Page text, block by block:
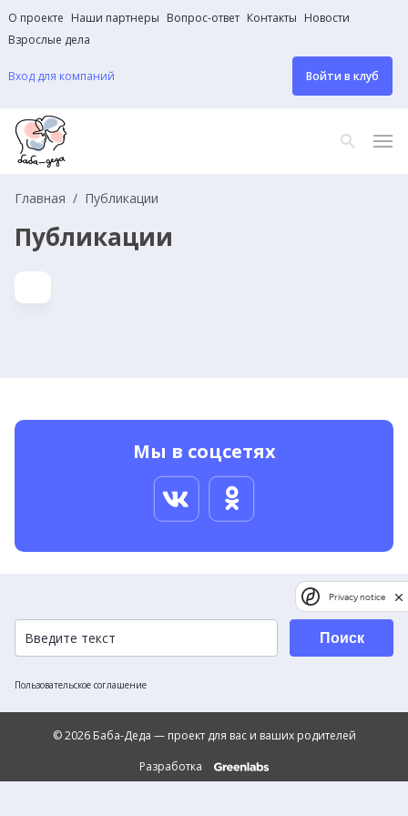
О проекте Наши партнеры Вопрос-ответ Контакты Новости
Взрослые дела
Вход для компаний Войти в клуб
Главная Публикации
Публикации
Мы в соцсетях
Пользовательское соглашение
Поиск
© 2026 Баба-Деда — проект для вас и ваших родителей
Разработка
Privacy notice